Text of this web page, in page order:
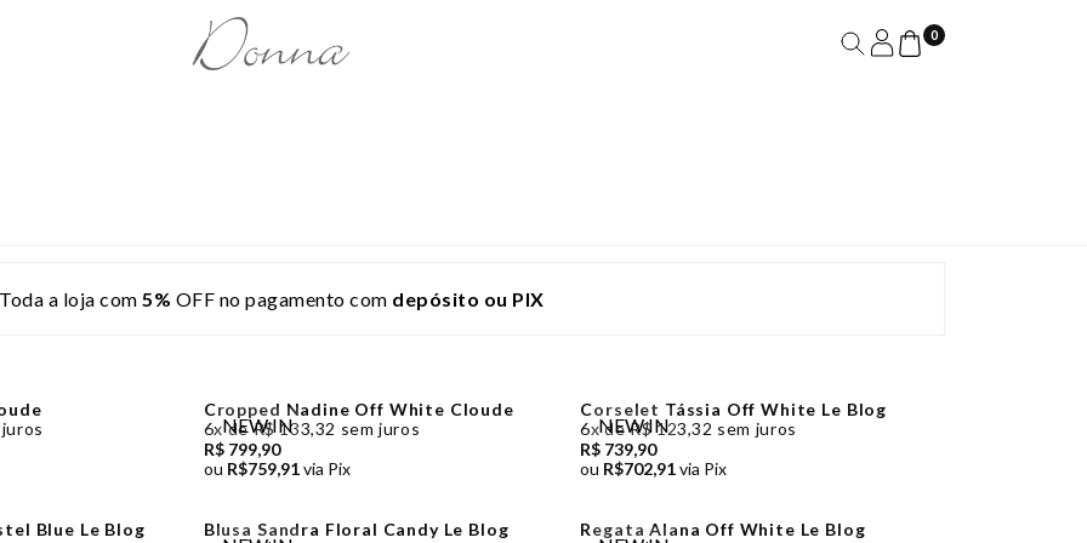
Macacões Short Saia
Pijamas
Rara
Bardoh
Nati Oli
0
Toda a loja com5% OFF no pagamento com depósito ou PIX
NEW IN
Cropped Nadine Off White Cloude
6x de R$ 133,32 sem juros
R$ 799,90
ou R$759,91via Pix
NEW IN
Corselet Tássia Off White Le Blog
6x de R$ 123,32 sem juros
R$ 739,90
ou R$702,91via Pix
Blue Le Blog
Blusa Sandra Floral Candy Le Blog
Regata Alana Off White Le Blog